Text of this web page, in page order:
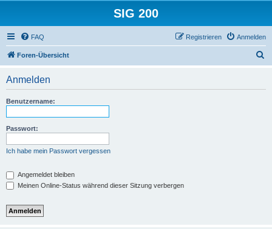
SIG 200
FAQ Anmelden
Registrieren
Foren-Übersicht
Anmelden
Benutzername:
Passwort:
Ich habe mein Passwort vergessen
Angemeldet bleiben
Meinen Online-Status während dieser Sitzung verbergen